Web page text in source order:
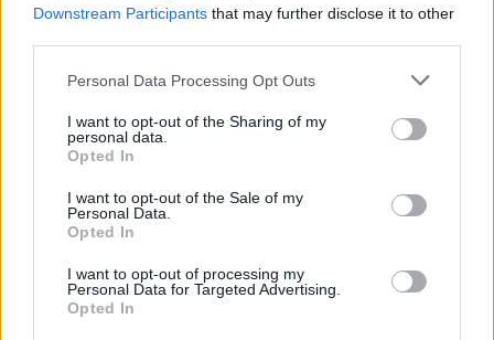
Downstream Participants that may further disclose it to other
Personal Data Processing Opt Outs
I want to opt-out of the Sharing of my
personal data.
Opted In
I want to opt-out of the Sale of my
Personal Data.
Opted In
I want to opt-out of processing my
Personal Data for Targeted Advertising.
Opted In